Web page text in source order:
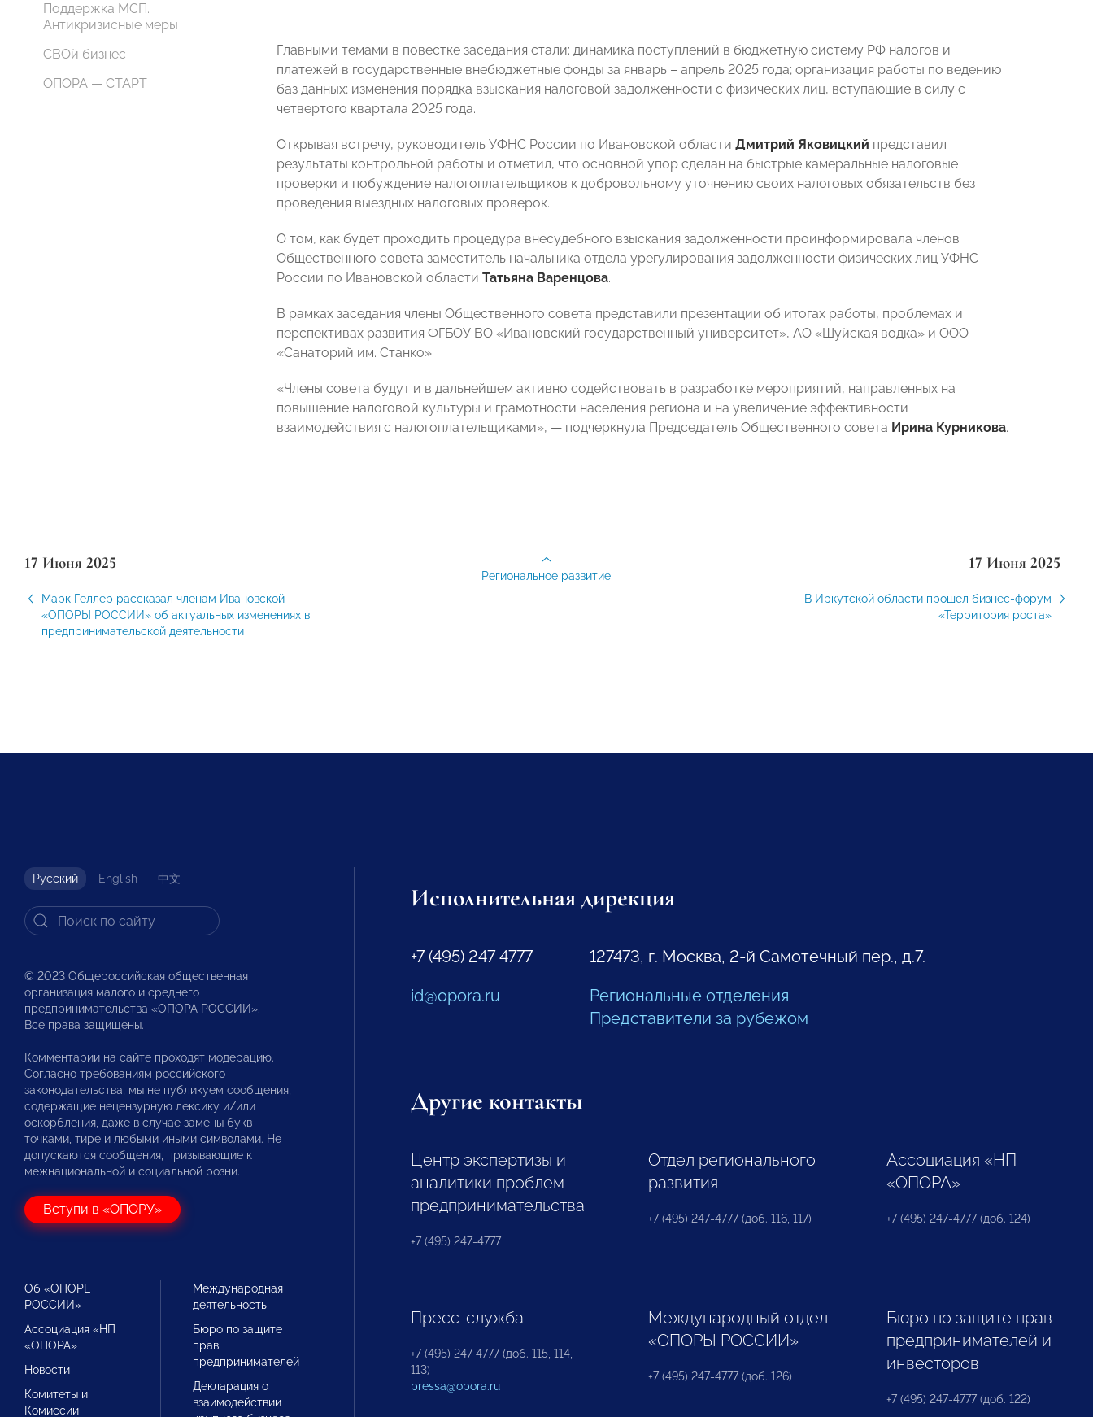
Поддержка МСП.
Антикризисные меры
СВОй бизнес
ОПОРА — СТАРТ
Главными темами в повестке заседания стали: динамика поступлений в бюджетную систему РФ налогов и
платежей в государственные внебюджетные фонды за январь – апрель 2025 года; организация работы по ведению
баз данных; изменения порядка взыскания налоговой задолженности с физических лиц, вступающие в силу с
четвертого квартала 2025 года.
Открывая встречу, руководитель УФНС России по Ивановской области Дмитрий Яковицкий представил
результаты контрольной работы и отметил, что основной упор сделан на быстрые камеральные налоговые
проверки и побуждение налогоплательщиков к добровольному уточнению своих налоговых обязательств без
проведения выездных налоговых проверок.
О том, как будет проходить процедура внесудебного взыскания задолженности проинформировала членов
Общественного совета заместитель начальника отдела урегулирования задолженности физических лиц УФНС
России по Ивановской области Татьяна Варенцова.
В рамках заседания члены Общественного совета представили презентации об итогах работы, проблемах и
перспективах развития ФГБОУ ВО «Ивановский государственный университет», АО «Шуйская водка» и ООО
«Санаторий им. Станко».
«Члены совета будут и в дальнейшем активно содействовать в разработке мероприятий, направленных на
повышение налоговой культуры и грамотности населения региона и на увеличение эффективности
взаимодействия с налогоплательщиками», — подчеркнула Председатель Общественного совета Ирина Курникова.
17 Июня 2025
Марк Геллер рассказал членам Ивановской
«ОПОРЫ РОССИИ» об актуальных изменениях в
предпринимательской деятельности
17 Июня 2025
В Иркутской области прошел бизнес-форум
«Территория роста»
Региональное развитие
Русский English 中文
© 2023 Общероссийская общественная
организация малого и среднего
предпринимательства «ОПОРА РОССИИ».
Все права защищены.
Комментарии на сайте проходят модерацию.
Согласно требованиям российского
законодательства, мы не публикуем сообщения,
содержащие нецензурную лексику и/или
оскорбления, даже в случае замены букв
точками, тире и любыми иными символами. Не
допускаются сообщения, призывающие к
межнациональной и социальной розни.
Вступи в «ОПОРУ»
Об «ОПОРЕ
РОССИИ»
Ассоциация «НП
«ОПОРА»
Новости
Комитеты и
Комиссии
Международная
деятельность
Бюро по защите
прав
предпринимателей
Декларация о
взаимодействии
Исполнительная дирекция
+7 (495) 247 4777
id@opora.ru
127473, г. Москва, 2-й Самотечный пер., д.7.
Региональные отделения
Представители за рубежом
Другие контакты
Центр экспертизы и
аналитики проблем
предпринимательства
+7 (495) 247-4777
Отдел регионального
развития
+7 (495) 247-4777 (доб. 116, 117)
Ассоциация «НП
«ОПОРА»
+7 (495) 247-4777 (доб. 124)
Пресс-служба
+7 (495) 247 4777 (доб. 115, 114,
113)
pressa@opora.ru
Международный отдел
«ОПОРЫ РОССИИ»
+7 (495) 247-4777 (доб. 126)
Бюро по защите прав
предпринимателей и
инвесторов
+7 (495) 247-4777 (доб. 122)